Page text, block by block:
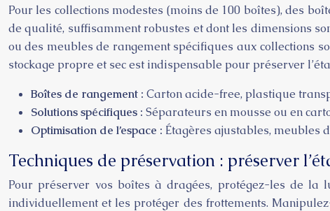
Pour les collections modestes (moins de 100 boîtes), des
de qualité, suffisamment robustes et dont les dimensions
ou des meubles de rangement spécifiques aux collections
stockage propre et sec est indispensable pour préserver
Boîtes de rangement : Carton acide-free, plastique
Solutions spécifiques : Séparateurs en mousse ou en
Optimisation de l’espace : Étagères ajustables, meubles
Techniques de préservation : préserver
Pour préserver vos boîtes à dragées, protégez-les de
individuellement et les protéger des frottements.